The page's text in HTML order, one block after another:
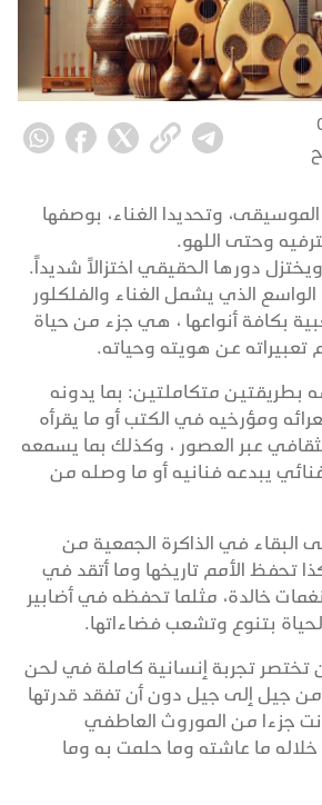
وتحديدا الغناء، بوصفها
وحتى اللهو.
دورها الحقيقي اختزالاً شديداً.
الذي يشمل الغناء والفلكلور
بكافة أنواعها ، هي جزء من حياة
عن هويته وحياته.
متكاملتين: بما يدونه
ومؤرخيه في الكتب أو ما يقرأه
عبر العصور ، وكذلك بما يسمعه
يبدعه فنانيه أو ما وصله من
البقاء في الذاكرة الجمعية من
تحفظ الأمم تاريخها وما أتقد في
خالدة، مثلما تحفظه في أضابير
بتنوع وتشعب فضاءاتها.
تختصر تجربة إنسانية كاملة في لحن
من جيل إلى جيل دون أن تفقد قدرتها
جزءا من الموروث العاطفي
ما عاشته وما حلمت به وما